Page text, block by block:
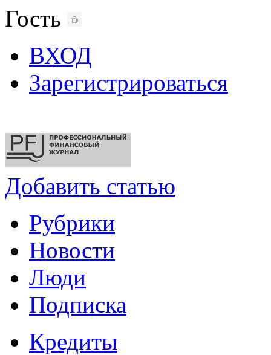
Гость
ВХОД
Зарегистрироваться
Добавить статью
Рубрики
Новости
Люди
Подписка
Кредиты